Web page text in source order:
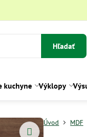
Hľadať
kuchyne Výklopy
Úvod MDF